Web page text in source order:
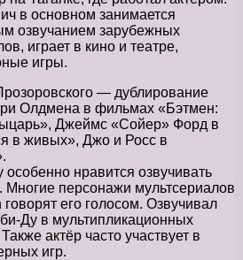
в основном занимается
озвучанием зарубежных
играет в кино и театре,
игры.
— дублирование
Олдмена в фильмах «Бэтмен:
Джеймс «Сойер» Форд в
в живых», Джо и Росс в
нравится озвучивать
Многие персонажи мультсериалов
его голосом. Озвучивал
Ду в мультипликационных
актёр часто участвует в
игр.